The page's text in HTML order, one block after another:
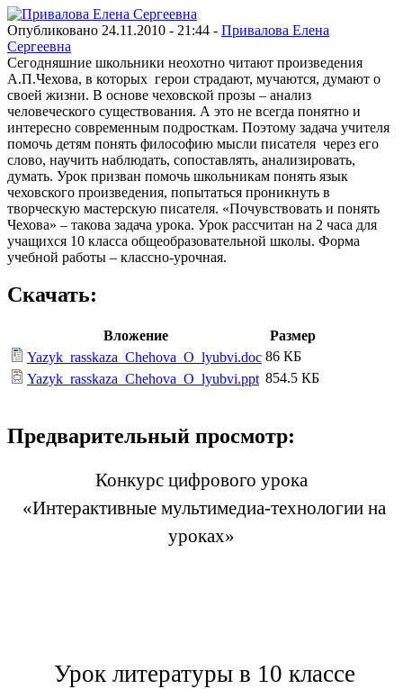
Опубликовано 24.11.2010 - 21:44 - Привалова Елена
Сергеевна
Сегодняшние школьники неохотно читают произведения
А.П.Чехова, в которых герои страдают, мучаются, думают о
своей жизни. В основе чеховской прозы – анализ
человеческого существования. А это не всегда понятно и
интересно современным подросткам. Поэтому задача учителя
помочь детям понять философию мысли писателя через его
слово, научить наблюдать, сопоставлять, анализировать,
думать. Урок призван помочь школьникам понять язык
чеховского произведения, попытаться проникнуть в
творческую мастерскую писателя. «Почувствовать и понять
Чехова» – такова задача урока. Урок рассчитан на 2 часа для
учащихся 10 класса общеобразовательной школы. Форма
учебной работы – классно-урочная.
Скачать:
Вложение
Размер
Yazyk_rasskaza_Chehova_O_lyubvi.doc 86 КБ
Yazyk_rasskaza_Chehova_O_lyubvi.ppt 854.5 КБ
Предварительный просмотр:
Конкурс цифрового урока
«Интерактивные мультимедиа-технологии на
уроках»
Урок литературы в 10 классе